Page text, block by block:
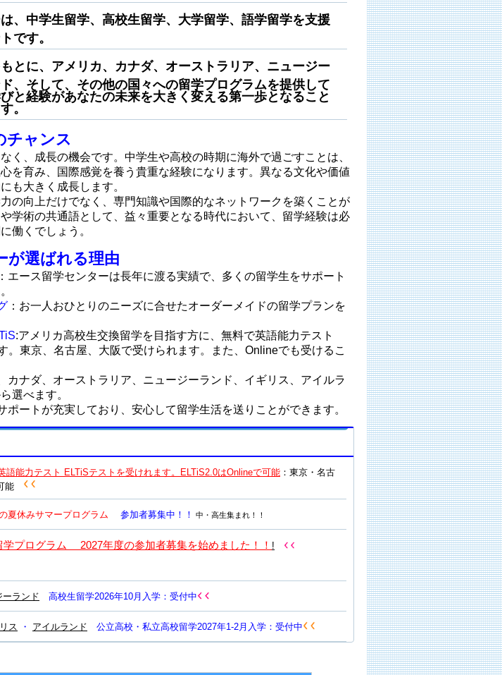
、中学生留学、高校生留学、大学留学、語学留学を支援
です。
とに、アメリカ、カナダ、オーストラリア、ニュージー
、そして、その他の国々への留学プログラムを提供して
と経験があなたの未来を大きく変える第一歩となること
。
チャンス
く、成長の機会です。中学生や高校の時期に海外で過ごすことは、
を育み、国際感覚を養う貴重な経験になります。異なる文化や価値
も大きく成長します。
の向上だけでなく、専門知識や国際的なネットワークを築くことが
学術の共通語として、益々重要となる時代において、留学経験は必
働くでしょう。
が選ばれる理由
：エース留学センターは長年に渡る実績で、多くの留学生をサポート
：お一人おひとりのニーズに合せたオーダーメイドの留学プランを
:アメリカ高校生交換留学を目指す方に、無料で英語能力テスト
。東京、名古屋、大阪で受けられます。また、Onlineでも受けるこ
カナダ、オーストラリア、ニュージーランド、イギリス、アイルラ
選べます。
ポートが充実しており、安心して留学生活を送りことができます。
語能力テスト ELTiSテストを受けれます。ELTiS2.0はOnlineで可能 ：東京・名古
能
夏休みサマープログラム 参加者募集中！！ 中・高生集まれ！！
学プログラム 2027年度の参加者募集を始めました！！ !
ーランド 高校生留学2026年10月入学：受付中
ス ・ アイルランド 公立高校・私立高校留学2027年1-2月入学：受付中